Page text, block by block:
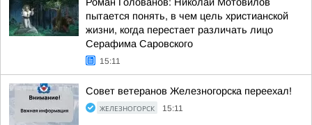
пытается понять, в чем цель христианской
жизни, когда перестает различать лицо
Серафима Саровского
15:11
Совет ветеранов Железногорска переехал!
ЖЕЛЕЗНОГОРСК 15:11